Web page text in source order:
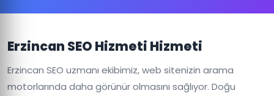
Erzincan SEO Hizmeti Hizmeti
Erzincan SEO uzmanı ekibimiz, web sitenizin arama
motorlarında daha görünür olmasını sağlıyor. Doğu